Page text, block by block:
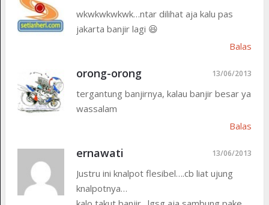
wkwkwkwkwk…ntar dilihat aja kalu pas
jakarta banjir lagi 😆
Balas
orong-orong 13/06/2013
tergantung banjirnya, kalau banjir besar ya
wassalam
Balas
ernawati 13/06/2013
Justru ini knalpot flesibel….cb liat ujung
knalpotnya…